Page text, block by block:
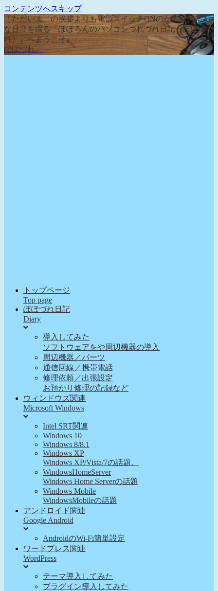
コンテンツへスキップ
「ただいま」の挨拶よりも電源スイッチONのが先な、そん
な日常を綴る『ぽぽろんのパソコンつれづれ日記（ぽぽづ
れ）』へようこそ。
ぽぽづれ。
トップページ
Top page
ぽぽづれ日記
Diary
導入してみた
ソフトウェアをや周辺機器の導入
周辺機器／パーツ
通信回線／携帯電話
修理依頼／出張設定
お預かり修理の記録など
ウィンドウズ関連
Microsoft Windows
Intel SRT関連
Windows 10
Windows 8/8.1
Windows XP
Windows XP/Vista/7の話題。
WindowsHomeServer
Windows Home Serverの話題
Windows Mobile
WindowsMobileの話題
アンドロイド関連
Google Android
AndroidのWi-Fi簡単設定
ワードプレス関連
WordPress
テーマ導入してみた
プラグイン導入してみた